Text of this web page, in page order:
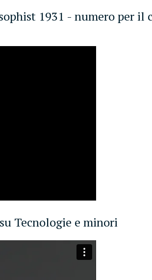
1931 - numero per il
Tecnologie e minori